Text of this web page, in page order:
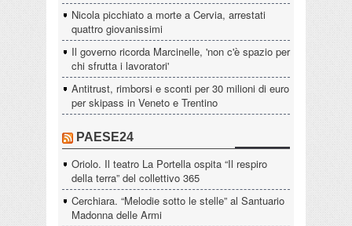
Nicola picchiato a morte a Cervia, arrestati
quattro giovanissimi
Il governo ricorda Marcinelle, 'non c'è spazio per
chi sfrutta i lavoratori'
Antitrust, rimborsi e sconti per 30 milioni di euro
per skipass in Veneto e Trentino
PAESE24
Oriolo. Il teatro La Portella ospita “Il respiro
della terra” del collettivo 365
Cerchiara. “Melodie sotto le stelle” al Santuario
Madonna delle Armi